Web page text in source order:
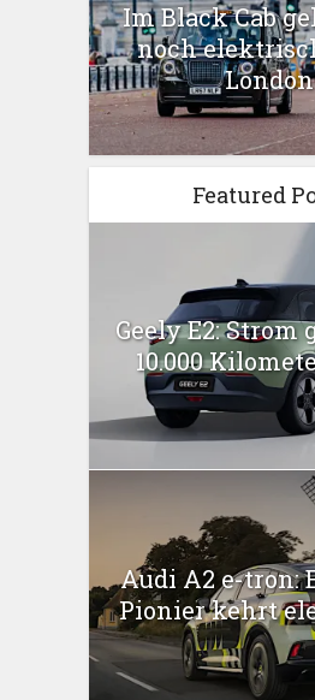
Im Black Cab
noch
London
Featured
Geely E2: Strom
10.000
Audi A2 e-tron:
Pionier kehrt